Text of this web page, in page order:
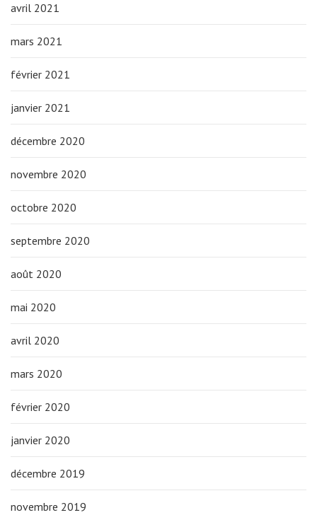
avril 2021
mars 2021
février 2021
janvier 2021
décembre 2020
novembre 2020
octobre 2020
septembre 2020
août 2020
mai 2020
avril 2020
mars 2020
février 2020
janvier 2020
décembre 2019
novembre 2019